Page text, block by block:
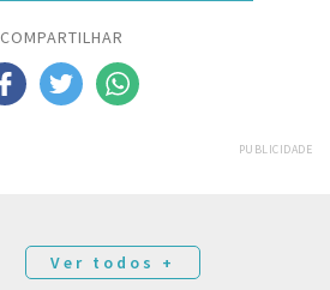
COMPARTILHAR
PUBLICIDADE
Ver todos +